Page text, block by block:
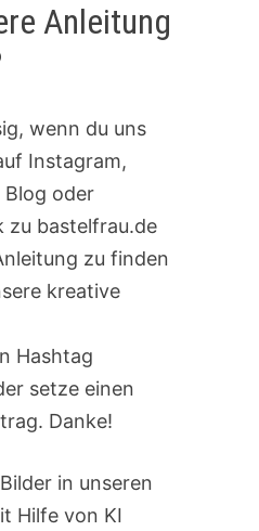
Anleitung
wenn du uns
Instagram,
Blog oder
zu bastelfrau.de
zu finden
kreative
Hashtag
setze einen
Danke!
in unseren
Hilfe von KI